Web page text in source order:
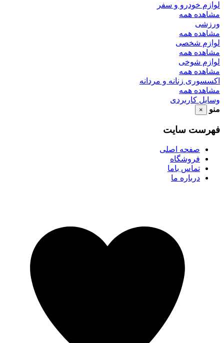
لوازم خودرو و سفر
مشاهده همه
ورزشی
مشاهده همه
لوازم شخصی
مشاهده همه
لوازم شوخی
مشاهده همه
اکسسوری زنانه و مردانه
مشاهده همه
وسایل کاربردی
منو
×
فهرست سایت
صفحه اصلی
فروشگاه
تماس باما
درباره ما